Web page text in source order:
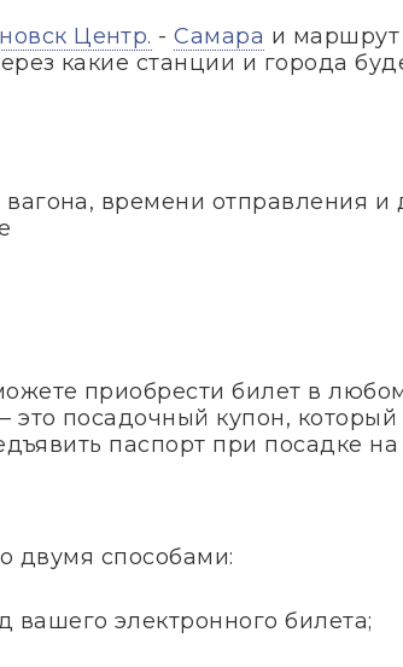
Центр. -Самара и маршрут
какие станции и города
времени отправления и
приобрести билет в
это посадочный купон,
паспорт при посадке на
двумя способами:
электронного билета;